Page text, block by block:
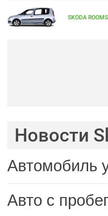
SKODA
Новости
Автомобиль
Авто с